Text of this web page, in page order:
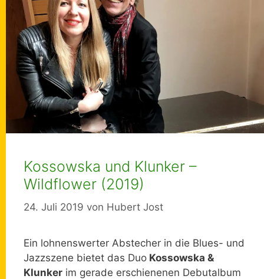
Kossowska und Klunker –
Wildflower (2019)
24. Juli 2019 von Hubert Jost
Ein lohnenswerter Abstecher in die Blues- und
Jazzszene bietet das Duo Kossowska &
Klunker im gerade erschienenen Debutalbum